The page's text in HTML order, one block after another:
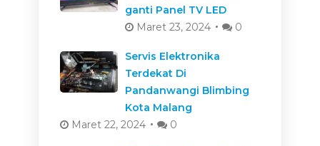
ganti Panel TV LED
Maret 23, 2024
0
Servis Elektronika
Terdekat Di
Pandanwangi Blimbing
Kota Malang
Maret 22, 2024
0